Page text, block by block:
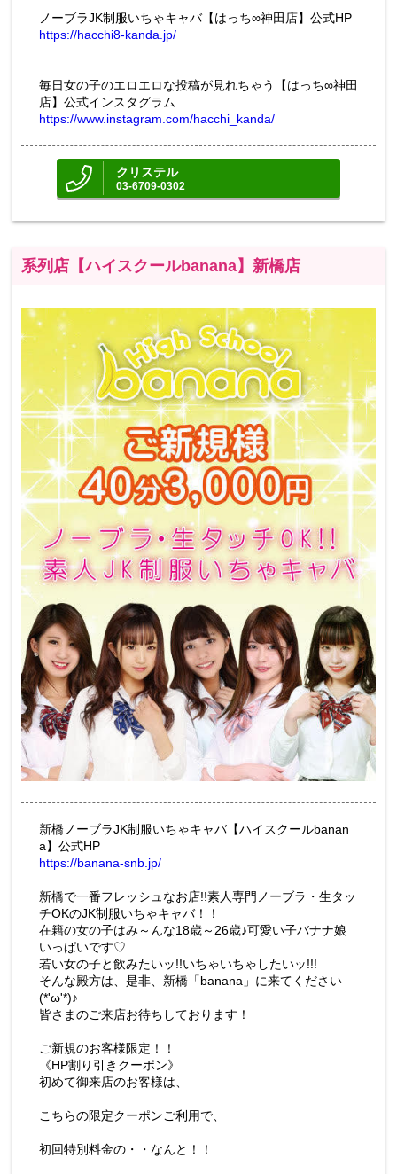
ノーブラJK制服いちゃキャバ【はっち∞神田店】公式HP
https://hacchi8-kanda.jp/
毎日女の子のエロエロな投稿が見れちゃう【はっち∞神田
店】公式インスタグラム
https://www.instagram.com/hacchi_kanda/
クリステル
03-6709-0302
系列店【ハイスクールbanana】新橋店
新橋ノーブラJK制服いちゃキャバ【ハイスクールbanan
a】公式HP
https://banana-snb.jp/
新橋で一番フレッシュなお店!!素人専門ノーブラ・生タッ
チOKのJK制服いちゃキャバ！！
在籍の女の子はみ～んな18歳～26歳♪可愛い子バナナ娘
いっぱいです♡
若い女の子と飲みたいッ!!いちゃいちゃしたいッ!!!
そんな殿方は、是非、新橋「banana」に来てください
(*'ω'*)♪
皆さまのご来店お待ちしております！
ご新規のお客様限定！！
《HP割り引きクーポン》
初めて御来店のお客様は、
こちらの限定クーポンご利用で、
初回特別料金の・・なんと！！